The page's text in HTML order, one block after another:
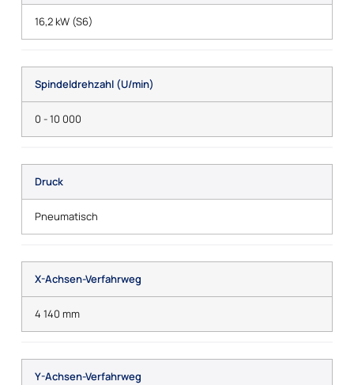
16,2 kW (S6)
Spindeldrehzahl (U/min)
0 - 10 000
Druck
Pneumatisch
X-Achsen-Verfahrweg
4 140 mm
Y-Achsen-Verfahrweg